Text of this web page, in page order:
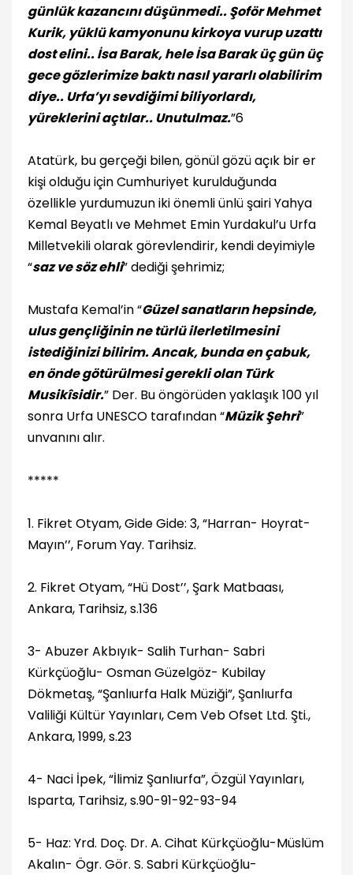
günlük kazancını düşünmedi.. Şoför Mehmet
Kurik, yüklü kamyonunu kirkoya vurup uzattı
dost elini.. İsa Barak, hele İsa Barak üç gün üç
gece gözlerimize baktı nasıl yararlı olabilirim
diye.. Urfa’yı sevdiğimi biliyorlardı,
yüreklerini açtılar.. Unutulmaz.”6
Atatürk, bu gerçeği bilen, gönül gözü açık bir er
kişi olduğu için Cumhuriyet kurulduğunda
özellikle yurdumuzun iki önemli ünlü şairi Yahya
Kemal Beyatlı ve Mehmet Emin Yurdakul’u Urfa
Milletvekili olarak görevlendirir, kendi deyimiyle
“saz ve söz ehli” dediği şehrimiz;
Mustafa Kemal’in “Güzel sanatların hepsinde,
ulus gençliğinin ne türlü ilerletilmesini
istediğinizi bilirim. Ancak, bunda en çabuk,
en önde götürülmesi gerekli olan Türk
Musikîsidir.” Der. Bu öngörüden yaklaşık 100 yıl
sonra Urfa UNESCO tarafından “Müzik Şehri”
unvanını alır.
*****
1. Fikret Otyam, Gide Gide: 3, “Harran- Hoyrat-
Mayın’’, Forum Yay. Tarihsiz.
2. Fikret Otyam, “Hü Dost’’, Şark Matbaası,
Ankara, Tarihsiz, s.136
3- Abuzer Akbıyık- Salih Turhan- Sabri
Kürkçüoğlu- Osman Güzelgöz- Kubilay
Dökmetaş, “Şanlıurfa Halk Müziği”, Şanlıurfa
Valiliği Kültür Yayınları, Cem Veb Ofset Ltd. Şti.,
Ankara, 1999, s.23
4- Naci İpek, “İlimiz Şanlıurfa”, Özgül Yayınları,
Isparta, Tarihsiz, s.90-91-92-93-94
5- Haz: Yrd. Doç. Dr. A. Cihat Kürkçüoğlu-Müslüm
Akalın- Ögr. Gör. S. Sabri Kürkçüoğlu-